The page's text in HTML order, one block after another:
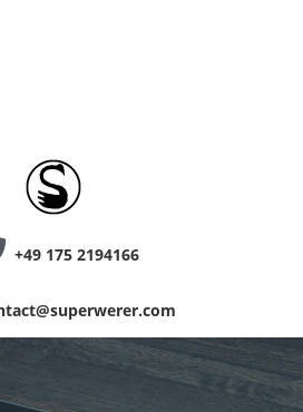
+49 175 2194166